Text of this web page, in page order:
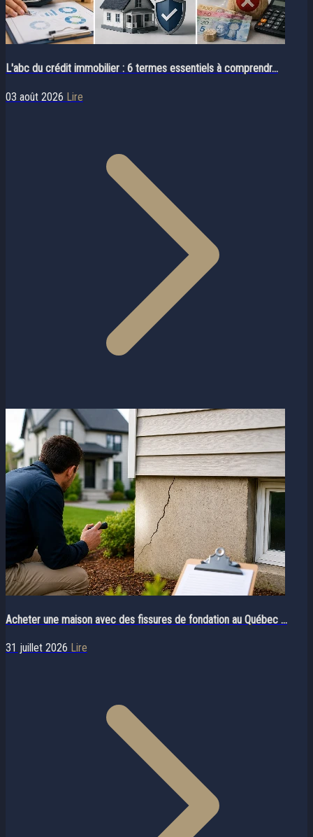
L'abc du crédit immobilier : 6 termes essentiels à comprendr...
03 août 2026 Lire
Acheter une maison avec des fissures de fondation au Québec ...
31 juillet 2026 Lire